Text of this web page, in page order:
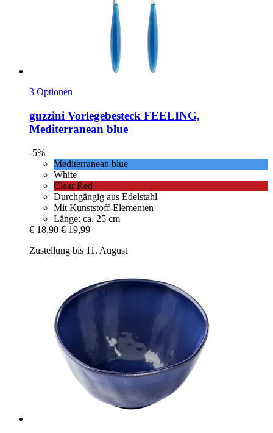
3 Optionen
guzzini Vorlegebesteck FEELING,
Mediterranean blue
-5%
Mediterranean blue
White
Clear Red
Durchgängig aus Edelstahl
Mit Kunststoff-Elementen
Länge: ca. 25 cm
€ 18,90 € 19,99
Zustellung bis 11. August